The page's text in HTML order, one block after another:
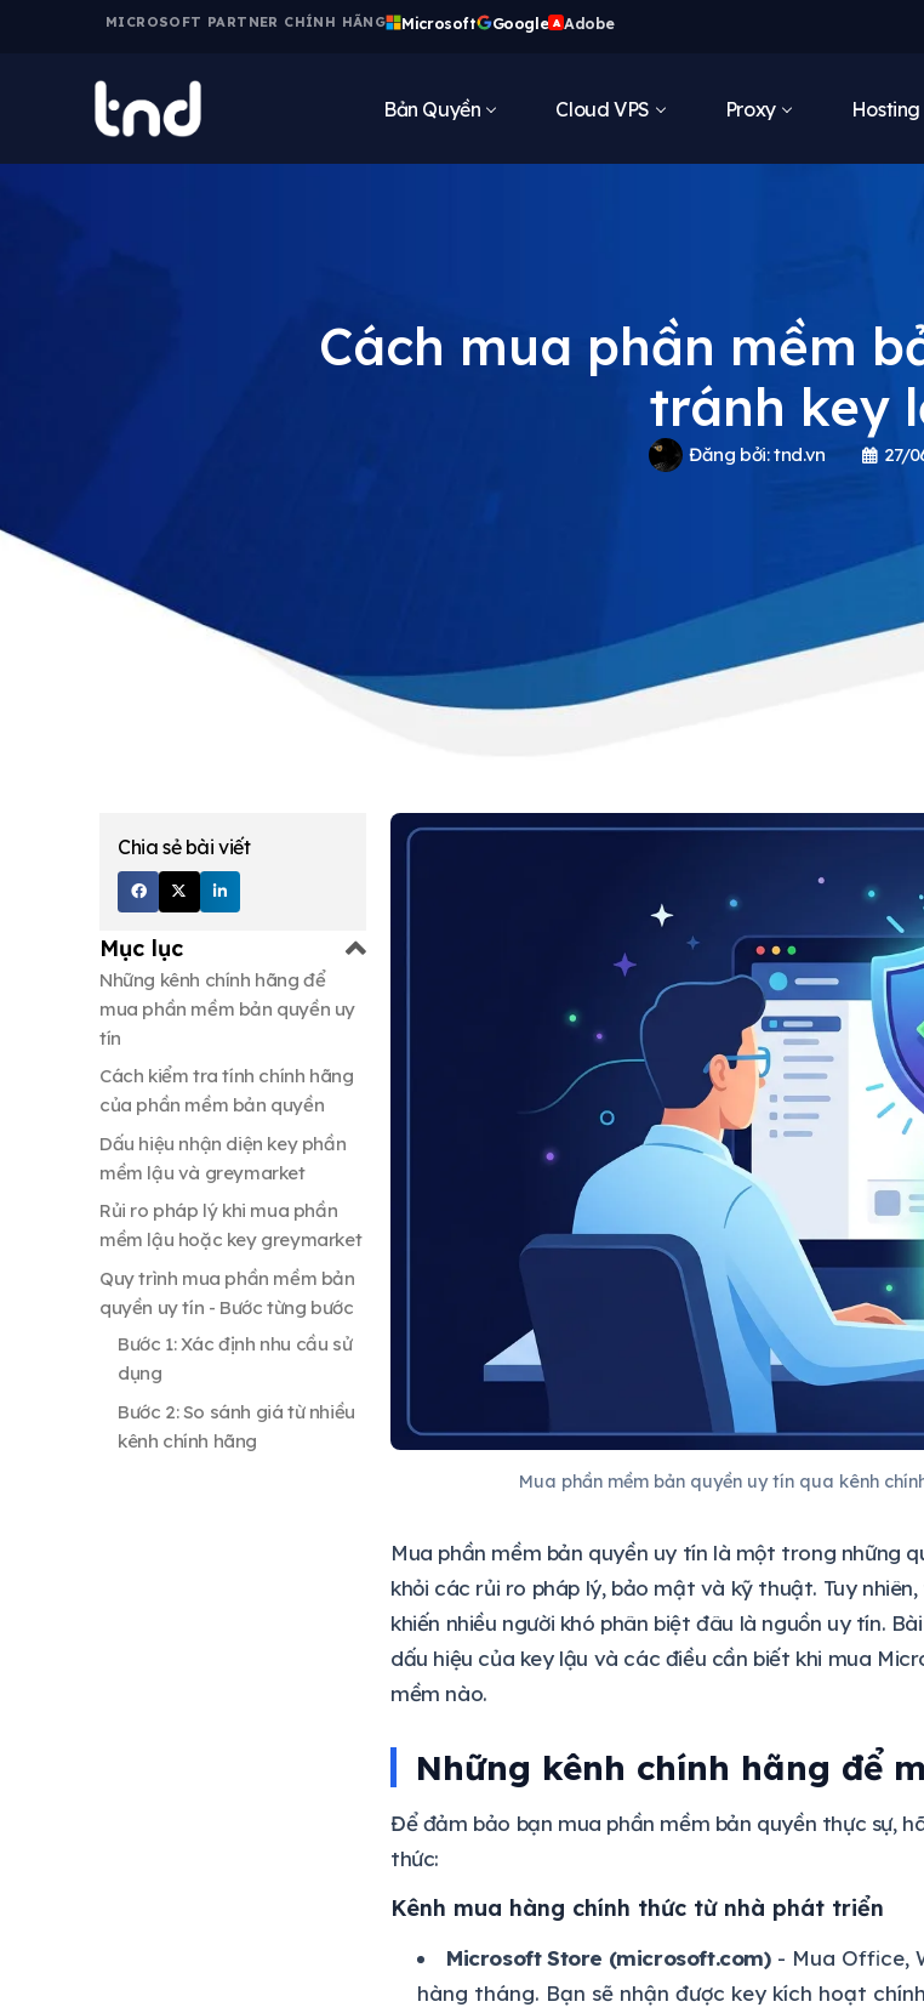
MICROSOFT PARTNER CHÍNH HÃNG Microsoft Google A Adobe
Bản Quyền Cloud VPS Proxy Hosting
Cách mua phần mềm
tránh key
Đăng bởi:tnd.vn 27/
Chia sẻ bài viết
Mục lục
Những kênh chính hãng để
mua phần mềm bản quyền uy
tín
Cách kiểm tra tính chính hãng
của phần mềm bản quyền
Dấu hiệu nhận diện key phần
mềm lậu và greymarket
Rủi ro pháp lý khi mua phần
mềm lậu hoặc key greymarket
Quy trình mua phần mềm bản
quyền uy tín - Bước từng bước
Bước 1: Xác định nhu cầu sử
dụng
Bước 2: So sánh giá từ nhiều
kênh chính hãng
Mua phần mềm bản quyền uy tín qua kênh
Mua phần mềm bản quyền uy tín là một trong những
khỏi các rủi ro pháp lý, bảo mật và kỹ thuật. Tuy
khiến nhiều người khó phân biệt đâu là nguồn uy tín.
dấu hiệu của key lậu và các điều cần biết khi mua
mềm nào.
Những kênh chính hãng để
Để đảm bảo bạn mua phần mềm bản quyền thực sự,
thức:
Kênh mua hàng chính thức từ nhà phát triển
Microsoft Store (microsoft.com)- Mua Office,
hàng tháng. Bạn sẽ nhận được key kích hoạt